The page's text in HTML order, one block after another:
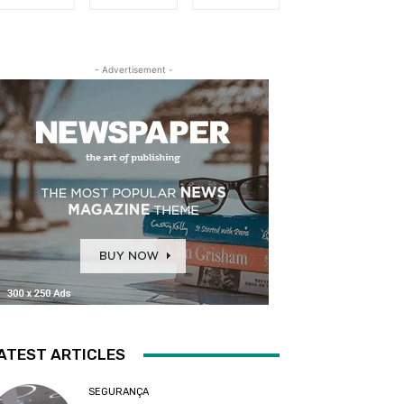
- Advertisement -
ARTICLES
SEGURANÇA